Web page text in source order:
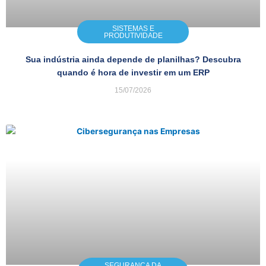
SISTEMAS E
PRODUTIVIDADE
Sua indústria ainda depende de planilhas? Descubra
quando é hora de investir em um ERP
15/07/2026